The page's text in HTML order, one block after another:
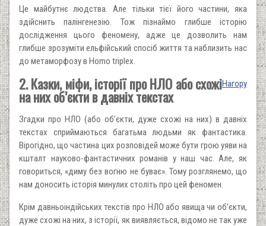
Це майбутнє людства. Але тільки тієї його частини, яка
здійснить палінгенезію. Тож пізнаймо глибше історію
дослідження цього феномену, адже це дозволить нам
глибше зрозуміти ельфійський спосіб життя та наблизить нас
до метаморфозу в Homo triplex.
Нагору
2. Казки, міфи, історії про НЛО або схожі
на них об’єкти в давніх текстах
Згадки про НЛО (або об’єкти, дуже схожі на них) в давніх
текстах сприймаються багатьма людьми як фантастика.
Вірогідно, що частина цих розповідей може бути грою уяви на
кшталт науково-фантастичних романів у наш час. Але, як
говориться, «диму без вогню не буває». Тому розглянемо, що
нам доносить історія минулих століть про цей феномен.
Крім давньоіндійських текстів про НЛО або явища чи об’єкти,
дуже схожі на них, з історії, як виявляється, відомо не так уже